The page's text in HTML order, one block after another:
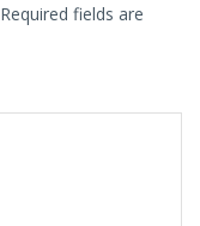
Required fields are